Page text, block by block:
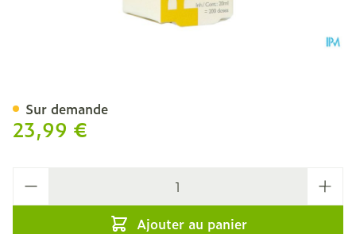
23,99 €
Ajouter au panier
Sur demande